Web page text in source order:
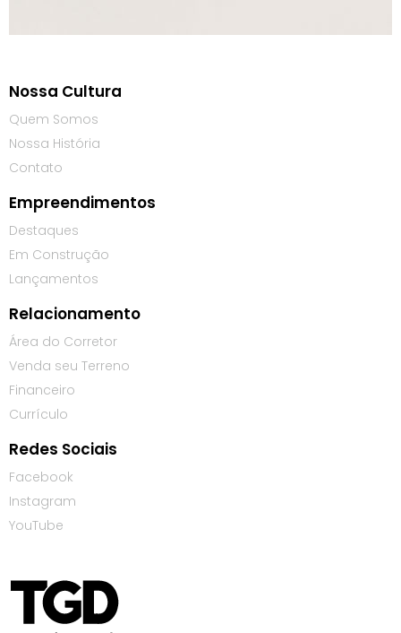
Nossa Cultura
Quem Somos
Nossa História
Contato
Empreendimentos
Destaques
Em Construção
Lançamentos
Relacionamento
Área do Corretor
Venda seu Terreno
Financeiro
Currículo
Redes Sociais
Facebook
Instagram
YouTube